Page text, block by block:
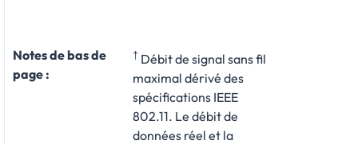
Notes de bas de
page :
† Débit de signal sans fil
maximal dérivé des
spécifications IEEE
802.11. Le débit de
données réel et la